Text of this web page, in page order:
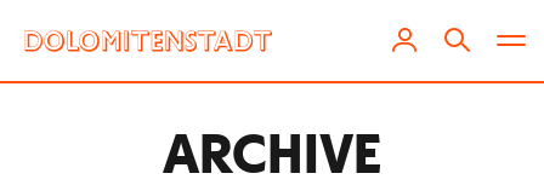
ARCHIVE